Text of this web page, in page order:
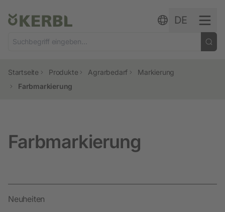
DE
Startseite Produkte Agrarbedarf
Markierung
Farbmarkierung
Farbmarkierung
Neuheiten